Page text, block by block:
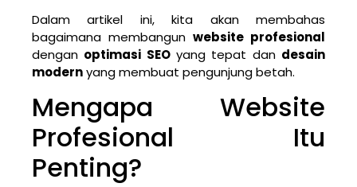
Dalam artikel ini, kita akan membahas
bagaimana membangun website profesional
dengan optimasi SEOyang tepat dan desain
modernyang membuat pengunjung betah.
Mengapa Website
Profesional Itu
Penting?